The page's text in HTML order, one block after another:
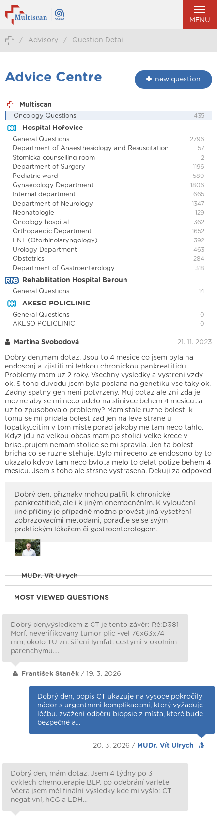
MENU
/ Advisory / Question Detail
Advice Centre new question
Multiscan
Oncology Questions 435
Hospital Hořovice
General Questions 2796
Department of Anaesthesiology and Resuscitation 57
Stomicka counselling room 2
Department of Surgery 1196
Pediatric ward 580
Gynaecology Department 1806
Internal department 665
Department of Neurology 1347
Neonatologie 129
Oncology hospital 362
Orthopaedic Department 1652
ENT (Otorhinolaryngology) 392
Urology Department 463
Obstetrics 284
Department of Gastroenterology 318
Rehabilitation Hospital Beroun
General Questions 14
AKESO POLICLINIC
General Questions 0
AKESO POLICLINIC 0
Martina Svobodová 21. 11. 2023
Dobry den,mam dotaz. Jsou to 4 mesice co jsem byla na
endosonj a zjistili mi lehkou chronickou pankreatitidu.
Problemy mam uz 2 roky. Vsechny vysledky a vystreni vzdy
ok. S toho duvodu jsem byla poslana na genetiku vse taky ok.
Zadny spatny gen neni potvrzeny. Muj dotaz ale zni zda je
mozne aby se mi neco udelo na slinivce behem 4 mesicu...a
uz to zpusobovalo problemy? Mam stale ruzne bolesti k
tomu se mi pridala bolest zad jen na leve strane u
lopatky..citim v tom miste porad jakoby me tam neco tahlo.
Kdyz jdu na velkou obcas mam po stolici velke krece v
brise..prujem nemam stolice se mi spravila. Jen ta bolest
bricha co se ruzne stehuje. Bylo mi receno ze endosono by to
ukazalo kdyby tam neco bylo..a melo to delat potize behem 4
mesicu. Jsem s toho ale strsne vystrasena. Dekuji za odpoved
Dobrý den, příznaky mohou patřit k chronické
pankreatitidě, ale i k jiným onemocněním. K vyloučení
jiné příčiny je případně možno provést jiná vyšetření
zobrazovacími metodami, poraďte se se svým
praktickým lékařem či gastroenterologem.
MUDr. Vít Ulrych
MOST VIEWED QUESTIONS
Dobrý den,výsledkem z CT je tento závěr: Ré:D381
Morf. neverifikovaný tumor plic -vel 76x63x74
mm, okolo TU zn. šiřeni lymfat. cestymi v okolnim
parenchymu.…
František Staněk / 19. 3. 2026
Dobrý den, popis CT ukazuje na vysoce pokročilý
nádor s urgentními komplikacemi, který vyžaduje
léčbu. zvážení odběru biopsie z místa, které bude
bezpečné a…
20. 3. 2026 / MUDr. Vít Ulrych
Dobrý den, mám dotaz. Jsem 4 týdny po 3
cyklech chemoterapie BEP, po odebrání varlete.
Včera jsem měl finální výsledky kde mi vyšlo: CT
negativní, hCG a LDH…